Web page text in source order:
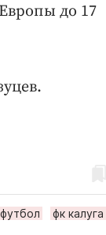
до 17
футбол фк калуга